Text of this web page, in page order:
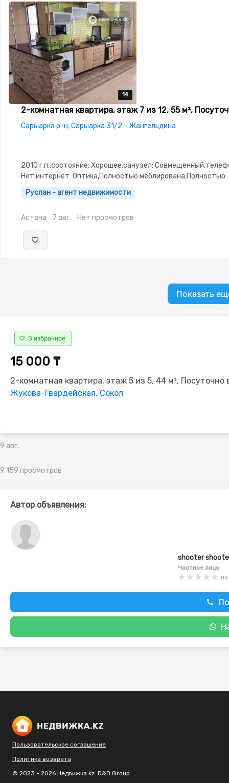
14
14
14
14
14
2-комнатная квартира, этаж 7 из 12, 55 м²,
Сарыарка р-н, Сарыарка 31/2 - Жангельдина
2010 г.п.,состояние: Хорошее,санузел:
Нет,интернет: Оптика,Полностью меблирована,Полностью
меблирована,Домофон,Видеонаблюдение,Пластиковые
окна,Неугловая,Улучшенная,Кухня-студия,Встроенная
автомат,Кабельное ТВ,По часам,Семейным,Телевизор,Вся
техника,Бесплатный Wi-Fi
Руслан - агент недвижимости
Астана 7 авг. Нет просмотров
Показать
В избранное
15 000 ₸
2-комнатная квартира, этаж 5 из 5, 44 м², Посуточно
Жукова-Гвардейская, Сокол
9 авг.
9 159 просмотров
Автор объявления:
shooter
Частное лицо
Пользовательское соглашение
Политика возврата
© 2023 - 2026 Недвижка.kz. D&D Group